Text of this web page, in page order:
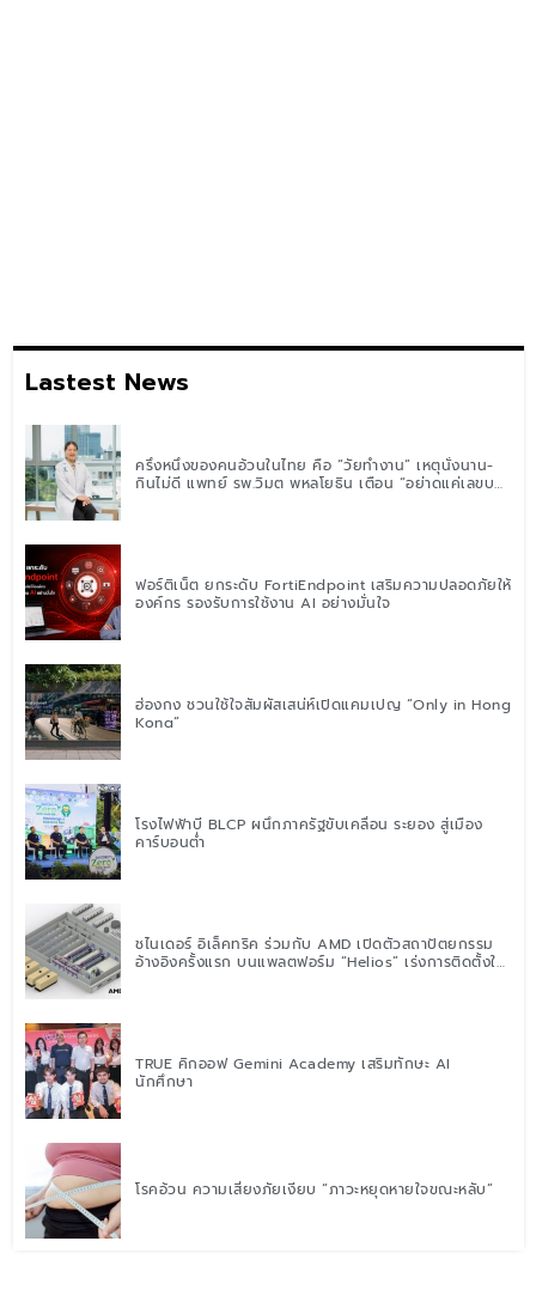
Lastest News
ครึ่งหนึ่งของคนอ้วนในไทย คือ “วัยทำงาน” เหตุนั่งนาน-
กินไม่ดี แพทย์ รพ.วิมุต พหลโยธิน เตือน “อย่าดูแค่เลขบน
ฟอร์ติเน็ต ยกระดับ FortiEndpoint เสริมความปลอดภัยให้
องค์กร รองรับการใช้งาน AI อย่างมั่นใจ
ฮ่องกง ชวนใช้ใจสัมผัสเสน่ห์เปิดแคมเปญ “Only in Hong
Kong”
โรงไฟฟ้าบี BLCP ผนึกภาครัฐขับเคลื่อน ระยอง สู่เมือง
คาร์บอนต่ำ
ชไนเดอร์ อิเล็คทริค ร่วมกับ AMD เปิดตัวสถาปัตยกรรม
อ้างอิงครั้งแรก บนแพลตฟอร์ม “Helios” เร่งการติดตั้งใช้
TRUE คิกออฟ Gemini Academy เสริมทักษะ AI
นักศึกษา
โรคอ้วน ความเสี่ยงภัยเงียบ “ภาวะหยุดหายใจขณะหลับ”